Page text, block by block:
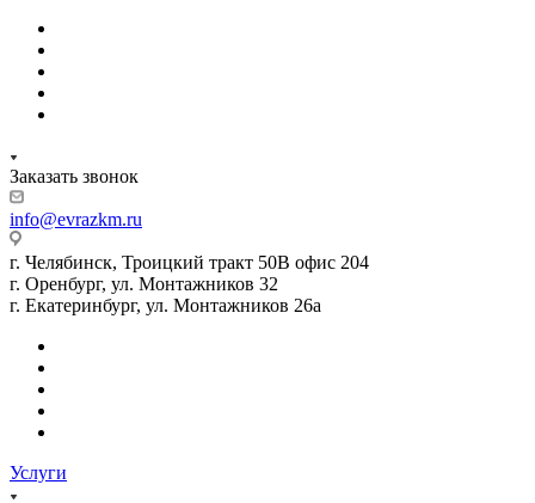
Заказать звонок
info@evrazkm.ru
г. Челябинск, Троицкий тракт 50В офис 204
г. Оренбург, ул. Монтажников 32
г. Екатеринбург, ул. Монтажников 26а
Услуги